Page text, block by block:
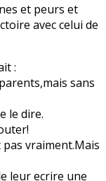
et peurs et
avec celui de
:
sans
le dire.
vraiment.Mais
leur ecrire une